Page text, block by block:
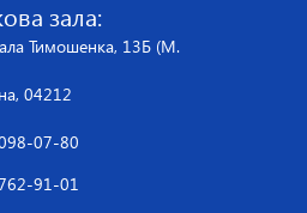
зала:
Тимошенка, 13Б (М.
04212
07-80
91-01